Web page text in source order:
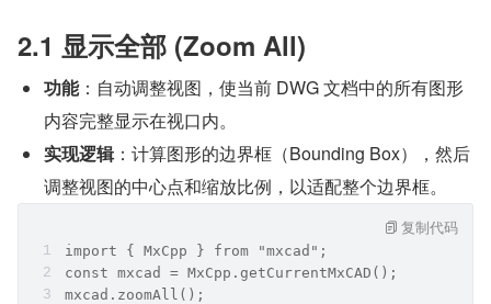
2.1 显示全部 (Zoom All)
功能：自动调整视图，使当前 DWG 文档中的所有图形
内容完整显示在视口内。
实现逻辑：计算图形的边界框（Bounding Box），然后
调整视图的中心点和缩放比例，以适配整个边界框。
import { MxCpp } from "mxcad";
const mxcad = MxCpp.getCurrentMxCAD();
mxcad.zoomAll();
复制代码